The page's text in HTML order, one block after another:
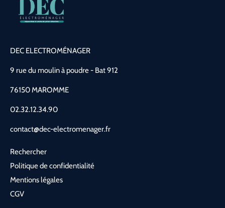
DEC ELECTROMÉNAGER
9 rue du moulin à poudre - Bat 912
76150 MAROMME
02.32.12.34.90
contact@dec-electromenager.fr
Rechercher
Politique de confidentialité
Mentions légales
CGV